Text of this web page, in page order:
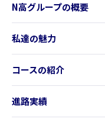
N高グループの概要
私達の魅力
コースの紹介
進路実績